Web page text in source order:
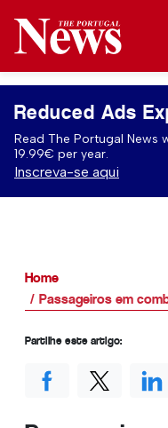
Reduced Ads
Read The Portugal News
19.99€ per year.
Inscreva-se aqui
Home
Passageiros em
Partilhe este artigo: